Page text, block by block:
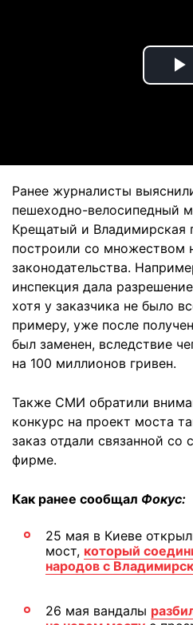
Ранее журналисты
пешеходно-велосипедный
Крещатый и Владимирская
построили со множеством
законодательства.
инспекция дала
хотя у заказчика не было
примеру, уже после
был заменен, вследствие
на 100 миллионов гривен.
Также СМИ обратили
конкурс на проект моста
заказ отдали связанной
фирме.
Как ранее сообщал Фокус:
25 мая в Киеве
мост, который
народов с
26 мая вандалы